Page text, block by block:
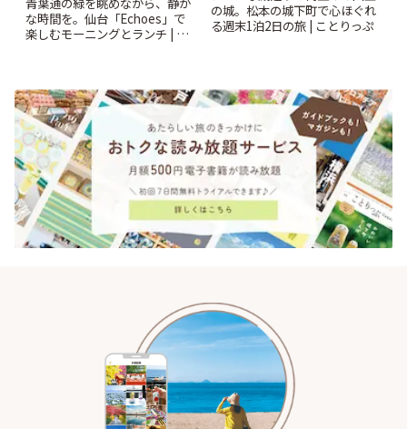
な時間を。仙台「Echoes」で
楽しむモーニングとランチ | こ
の城。松本の城下町で心ほぐれ
る週末1泊2日の旅 | ことりっぷ